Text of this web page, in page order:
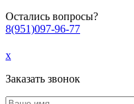
Остались вопросы?
8(951)097-96-77
x
Заказать звонок